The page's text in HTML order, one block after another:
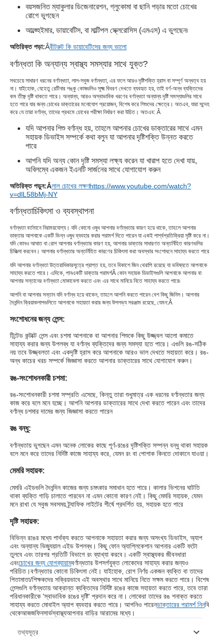
বয়সজনিত ম্যাকুলার ডিজেনারেশন, গ্লুকোমা বা ছানি পড়ার মতো চোখের
রোগে ভুগছেন
আল্জ্হেইমার, ডায়াবেটিস, বা মাল্টিপল স্ক্লেরোসিস (এমএস) এ ভুগছেন৷
অতিরিক্ত পড়া:Âবীটরুট কি ডায়াবেটিসের জন্য ভালো
বর্ণান্ধতা কি অন্যান্য স্বাস্থ্য সমস্যার সাথে যুক্ত?
সবচেয়ে সাধারণ ধরনের বর্ণান্ধতা, লাল-সবুজ বর্ণান্ধতা, এর ফলে আরও দৃষ্টিশক্তি হ্রাস বা সম্পূর্ণ অন্ধত্ব হয়
না। যাইহোক, যেহেতু রেটিনার শঙ্কু কোষগুলিও সূক্ষ্ম বিবরণ দেখতে ব্যবহৃত হয়, তাই বর্ণ-অন্ধ ব্যক্তিদের
কম তীক্ষ্ণ দৃষ্টি থাকতে পারে। অন্যান্য, আরও অস্বাভাবিক ধরণের বর্ণান্ধতা অন্যান্য দৃষ্টি সমস্যাগুলির সাথে
হতে পারে যার জন্য চোখের ডাক্তারের মনোযোগ প্রয়োজন, বিশেষ করে শিশুদের ক্ষেত্রে। অতএব, যারা সন্দেহ
করে যে তারা বর্ণান্ধ, তাদের প্রথমে চোখের পরীক্ষা নির্ধারণ করা উচিত। অতএব: Â
যদি আপনার শিশু বর্ণান্ধ হয়, তাহলে আপনার চোখের ডাক্তারের সাথে এমন
সহায়ক ডিভাইস সম্পর্কে কথা বলুন যা আপনার দৃষ্টিশক্তি উন্নত করতে
পারে
আপনি যদি অন্য কোন দৃষ্টি সমস্যা লক্ষ্য করেন যা খারাপ হতে দেখা যায়,
অবিলম্বে একজন ইএনটি সার্জনের সাথে যোগাযোগ করুন
অতিরিক্ত পড়ুন:Âলাল চোখের লক্ষণhttps://www.youtube.com/watch?
v=dlL58bMj-NY
বর্ণান্ধতাচিকিৎসা ও ব্যবস্থাপনা
বর্ণান্ধতা বর্তমানে নিরাময়যোগ্য। যদি কোনো ওষুধ আপনার বর্ণান্ধতার কারণ হয়ে থাকে, তাহলে আপনার
ডাক্তার আপনাকে একটি ভিন্ন ওষুধ ব্যবহার করার পরামর্শ দিতে পারেন যা একই পার্শ্বপ্রতিক্রিয়া সৃষ্টি করে না।
যদি কোনও আঘাত বা রোগ আপনার বর্ণান্ধতার কারণ হয়, আপনার ডাক্তার সাধারণত অন্তর্নিহিত কারণগুলির
চিকিত্সা করবেন। আপনার বর্ণান্ধতার অন্তর্নিহিত কারণের চিকিৎসা করা অবস্থার সংশোধনে সাহায্য করতে পারে
যদি আপনার বর্ণান্ধতা উত্তরাধিকারসূত্রে প্রাপ্ত হয়, তবে বিকাশে জিন থেরাপি রয়েছে যা ভবিষ্যতে আপনাকে
সাহায্য করতে পারে। এদিকে, পানএকটি ডাক্তার পরামর্শÂ কোন সহায়ক ডিভাইসগুলি আপনাকে আপনার বা
আপনার সন্তানের বর্ণান্ধতা মোকাবেলা করতে এবং এর সাথে মানিয়ে নিতে সাহায্য করতে পারে৷
আপনি বা আপনার সন্তান যদি বর্ণান্ধ হয়ে থাকেন, তাহলে আপনি করতে পারেন বেশ কিছু জিনিস। আপনার
দৈনন্দিন ক্রিয়াকলাপগুলিতে আপনাকে সহায়তা করার জন্য উপলভ্য সরঞ্জাম রয়েছে, যেমন:Â
সংশোধনের জন্য লেন্স:
টিন্টেড কন্টাক্ট লেন্স এবং চশমা আপনাকে বা আপনার শিশুকে কিছু উজ্জ্বল আলো কমাতে
সাহায্য করার জন্য উপলব্ধ যা বর্ণান্ধ ব্যক্তিদের জন্য সমস্যা হতে পারে। এগুলি রঙ-সঠিক
নয় তবে উজ্জ্বলতা এবং একদৃষ্টি হ্রাস করে আপনাকে আরও ভাল দেখতে সহায়তা করে। রঙ-
অন্ধ কাচের খরচ সম্পর্কে জিজ্ঞাসা করতে আপনার ডাক্তারের সাথে যোগাযোগ করুন।
রঙ-সংশোধনকারী চশমা:
রঙ-সংশোধনকারী চশমা সম্প্রতি এসেছে, কিন্তু তারা শুধুমাত্র এক ধরনের বর্ণান্ধতার জন্য
কাজ করে বলে মনে হচ্ছে। আপনি আপনার ডাক্তারের সাথে দেখা করতে পারেন এবং তাদের
বর্ণান্ধ চশমার দামের জন্য জিজ্ঞাসা করতে পারেন
রঙ বন্ধু:
বর্ণান্ধতায় ভুগছেন এমন অনেক লোকের কাছে পূর্ণ-রঙের দৃষ্টিশক্তি সম্পন্ন বন্ধু থাকা সহায়ক
বলে মনে করে তাদের নির্দিষ্ট কাজে সাহায্য করে, যেমন রং বা পোশাক কিনতে দোকানে যাওয়া।
মেমরি সহায়ক:
মেমরি এইডগুলি দৈনন্দিন কাজের জন্য চমৎকার সমাধান হতে পারে। কালার ভিশনের ঘাটতি
থাকা ব্যক্তি গাড়ি চালাতে পারবেন না এমন কোনো কারণ নেই। কিছু মেমরি সহায়ক, যেমন
মনে রাখা যে সবুজ সবসময় ট্র্যাফিক লাইটের শীর্ষে প্রদর্শিত হয়, সহায়ক হতে পারে
দৃষ্টি সহায়ক:
বিভিন্ন রঙের মধ্যে পার্থক্য করতে আপনাকে সহায়তা করার জন্য অসংখ্য ডিভাইস, অ্যাপ
এবং অন্যান্য ভিজ্যুয়াল এইড উপলব্ধ। কিছু ফোন অ্যাপ্লিকেশান আপনার একটি ফটো
তুলবে এবং তারপর প্রতিটি বিভাগে রং ব্যাখ্যা করবে। একটি স্বাস্থ্যকর জীবনধারা
এবংচোখের জন্য যোগব্যায়ামবর্ণান্ধতার উপসর্গযুক্ত লোকেদের সাহায্য করার জন্যও
পরিচিত।বর্ণান্ধতার কোনো চিকিৎসা নেই। যাইহোক, রোগ নির্ণয় একজন ব্যক্তি বা তাদের
পিতামাতা/শিক্ষকদের সক্রিয়ভাবে এই অবস্থার সাথে মানিয়ে নিতে সক্ষম করতে পারে। বিশেষ
লেন্সগুলি বর্ণান্ধতায় আক্রান্ত ব্যক্তিদের নির্দিষ্ট রঙের কাজে সহায়তা করতে পারে, তবে তারা
পরিধানকারীকে 'স্বাভাবিক রঙের দৃষ্টি' প্রদান করে না। লোকেরা তাদের রঙ শনাক্ত করতে
সাহায্য করতে মোবাইল অ্যাপ ব্যবহার করতে পারে। আপনিও পারেনডাক্তারের পরামর্শ নিনবি
থেকেআজজফিনসার্ভস্বাস্থ্যআপনার বাড়ির আরামের মধ্যে।
তথ্যসূত্র